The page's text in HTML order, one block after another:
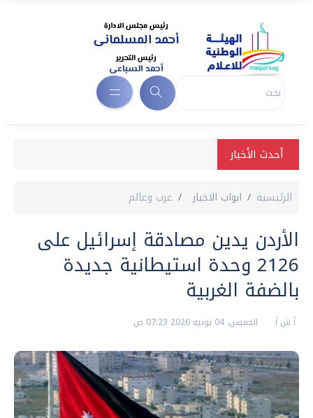
أحدث الأخبار
الرئيسية ابواب الاخبار عرب وعالم
الأردن يدين مصادقة إسرائيل على
2126 وحدة استيطانية جديدة
بالضفة الغربية
أ ش أ الخميس، 04 يونيه 2026 07:23 ص